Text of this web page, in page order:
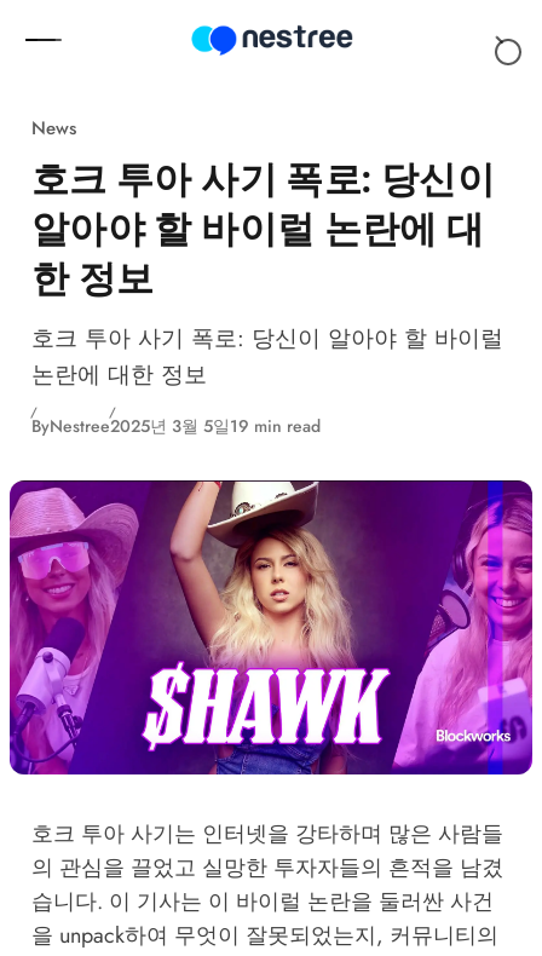
News
호크 투아 사기 폭로: 당신이
알아야 할 바이럴 논란에 대
한 정보
호크 투아 사기 폭로: 당신이 알아야 할 바이럴
논란에 대한 정보
ByNestree2025년 3월 5일19 min read
호크 투아 사기는 인터넷을 강타하며 많은 사람들
의 관심을 끌었고 실망한 투자자들의 흔적을 남겼
습니다. 이 기사는 이 바이럴 논란을 둘러싼 사건
을 unpack하여 무엇이 잘못되었는지, 커뮤니티의